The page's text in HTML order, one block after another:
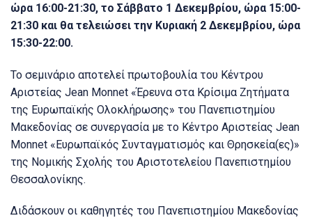
ώρα 16:00-21:30, το Σάββατο 1 Δεκεμβρίου, ώρα 15:00-
21:30 και θα τελειώσει την Κυριακή 2 Δεκεμβρίου, ώρα
15:30-22:00.
Το σεμινάριο αποτελεί πρωτοβουλία του Κέντρου
Αριστείας Jean Monnet «Έρευνα στα Κρίσιμα Ζητήματα
της Ευρωπαϊκής Ολοκλήρωσης» του Πανεπιστημίου
Μακεδονίας σε συνεργασία με το Κέντρο Αριστείας Jean
Monnet «Ευρωπαϊκός Συνταγματισμός και Θρησκεία(ες)»
της Νομικής Σχολής του Αριστοτελείου Πανεπιστημίου
Θεσσαλονίκης.
Διδάσκουν οι καθηγητές του Πανεπιστημίου Μακεδονίας